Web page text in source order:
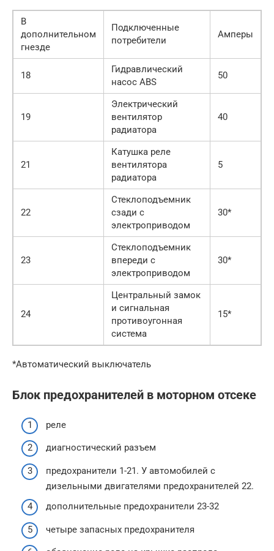
В
дополнительном
гнезде
Подключенные
потребители
Амперы
18
Гидравлический
насос ABS
50
19
Электрический
вентилятор
радиатора
40
21
Катушка реле
вентилятора
радиатора
5
22
Стеклоподъемник
сзади с
электроприводом
30*
23
Стеклоподъемник
впереди с
электроприводом
30*
24
Центральный замок
и сигнальная
противоугонная
система
15*
*Автоматический выключатель
Блок предохранителей в моторном отсеке
реле
диагностический разъем
предохранители 1-21. У автомобилей с
дизельными двигателями предохраните­лей 22.
дополнительные предохранители 23-32
четыре запасных предохранителя